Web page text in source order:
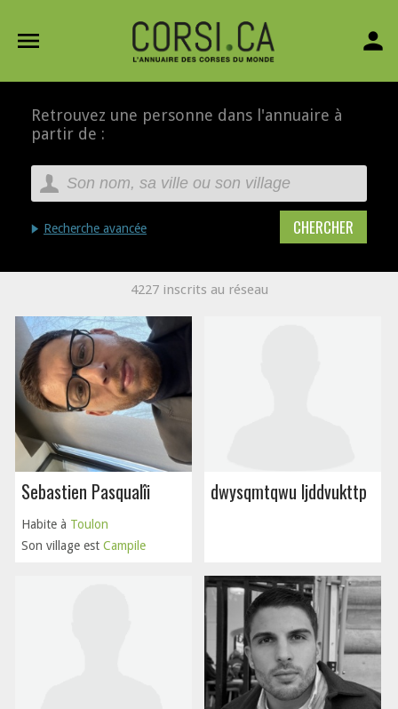
menu person
Retrouvez une personne dans l'annuaire à
partir de :
Recherche avancée
4227 inscrits au réseau
Sebastien Pasqualîi
Habite à Toulon
Son village est Campile
dwysqmtqwu ljddvukttp